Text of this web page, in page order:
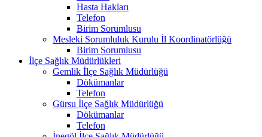
Hasta Hakları
Telefon
Birim Sorumlusu
Mesleki Sorumluluk Kurulu İl Koordinatörlüğü
Birim Sorumlusu
İlçe Sağlık Müdürlükleri
Gemlik İlçe Sağlık Müdürlüğü
Dökümanlar
Telefon
Gürsu İlçe Sağlık Müdürlüğü
Dökümanlar
Telefon